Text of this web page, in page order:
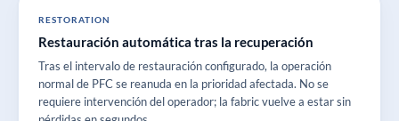
RESTORATION
Restauración automática tras la recuperación
Tras el intervalo de restauración configurado, la operación
normal de PFC se reanuda en la prioridad afectada. No se
requiere intervención del operador; la fabric vuelve a estar sin